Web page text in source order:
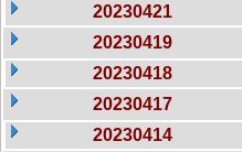
20230421
20230419
20230418
20230417
20230414